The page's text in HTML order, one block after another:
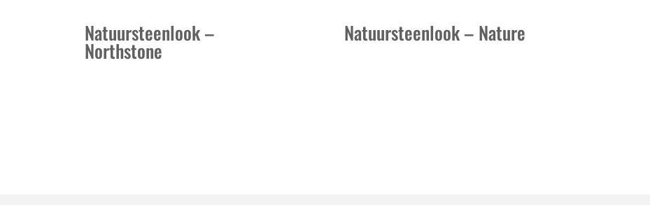
Natuursteenlook –
Northstone
Natuursteenlook – Nature